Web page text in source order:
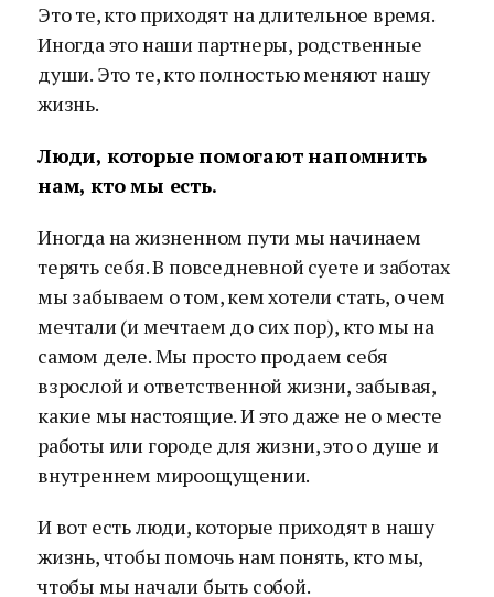
Это те, кто приходят на длительное время.
Иногда это наши партнеры, родственные
души. Это те, кто полностью меняют нашу
жизнь.
Люди, которые помогают напомнить
нам, кто мы есть.
Иногда на жизненном пути мы начинаем
терять себя. В повседневной суете и заботах
мы забываем о том, кем хотели стать, о чем
мечтали (и мечтаем до сих пор), кто мы на
самом деле. Мы просто продаем себя
взрослой и ответственной жизни, забывая,
какие мы настоящие. И это даже не о месте
работы или городе для жизни, это о душе и
внутреннем мироощущении.
И вот есть люди, которые приходят в нашу
жизнь, чтобы помочь нам понять, кто мы,
чтобы мы начали быть собой.